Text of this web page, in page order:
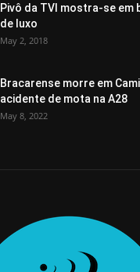
Pivô da TVI mostra-se em
de luxo
May 2, 2018
Bracarense morre em
acidente de mota na A28
May 8, 2022